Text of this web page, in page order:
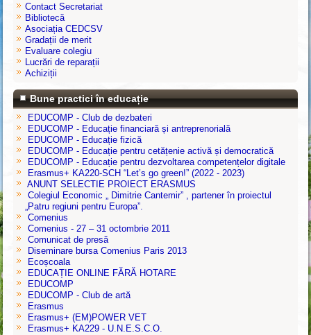
Contact Secretariat
Bibliotecă
Asociația CEDCSV
Gradații de merit
Evaluare colegiu
Lucrări de reparații
Achiziții
Bune practici în educație
EDUCOMP - Club de dezbateri
EDUCOMP - Educație financiară și antreprenorială
EDUCOMP - Educație fizică
EDUCOMP - Educație pentru cetățenie activă și democratică
EDUCOMP - Educație pentru dezvoltarea competențelor digitale
Erasmus+ KA220-SCH “Let’s go green!” (2022 - 2023)
ANUNT SELECTIE PROIECT ERASMUS
Colegiul Economic „ Dimitrie Cantemir” , partener în proiectul
„Patru regiuni pentru Europa”.
Comenius
Comenius - 27 – 31 octombrie 2011
Comunicat de presă
Diseminare bursa Comenius Paris 2013
Ecoșcoala
EDUCAȚIE ONLINE FĂRĂ HOTARE
EDUCOMP
EDUCOMP - Club de artă
Erasmus
Erasmus+ (EM)POWER VET
Erasmus+ KA229 - U.N.E.S.C.O.